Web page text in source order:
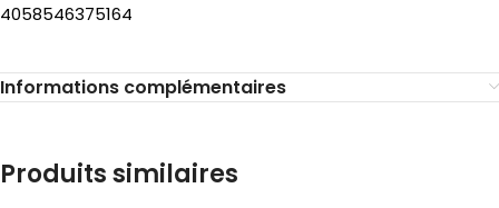
4058546375164
Informations complémentaires
Produits similaires